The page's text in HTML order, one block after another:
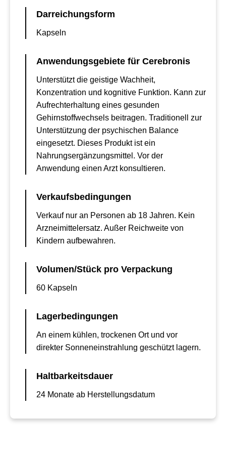
Darreichungsform
Kapseln
Anwendungsgebiete für Cerebronis
Unterstützt die geistige Wachheit,
Konzentration und kognitive Funktion. Kann zur
Aufrechterhaltung eines gesunden
Gehirnstoffwechsels beitragen. Traditionell zur
Unterstützung der psychischen Balance
eingesetzt. Dieses Produkt ist ein
Nahrungsergänzungsmittel. Vor der
Anwendung einen Arzt konsultieren.
Verkaufsbedingungen
Verkauf nur an Personen ab 18 Jahren. Kein
Arzneimittelersatz. Außer Reichweite von
Kindern aufbewahren.
Volumen/Stück pro Verpackung
60 Kapseln
Lagerbedingungen
An einem kühlen, trockenen Ort und vor
direkter Sonneneinstrahlung geschützt lagern.
Haltbarkeitsdauer
24 Monate ab Herstellungsdatum